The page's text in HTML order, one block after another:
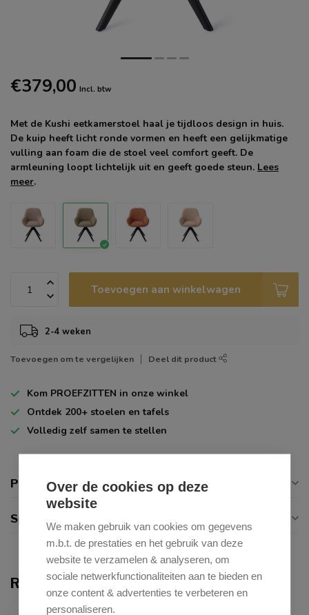
Over de cookies op deze
website
We maken gebruik van cookies om gegevens
m.b.t. de prestaties en het gebruik van deze
website te verzamelen & analyseren, om
sociale netwerkfunctionaliteiten aan te bieden en
onze content & advertenties te verbeteren en
personaliseren.
€379,00 Incl. btw
Met de Kushi eetkamerstoel haal je tijdloos design in huis.
De kuip heeft licht ronde vormen en heeft een gelijkmatige
vulling aan foam die de stoel veel comfort geeft. De
armleuning loopt lichtelijk uit en geeft goede steun. Lees
meer.
Toevoegen aan winkelwagen
2-4 weken
Toevoegen om te vergelijken Deel dit product
Kom PROEFZITTEN in onze winkel
Ontdek 200+ stoelen en tafels
Volledig zelf samen te stellen
Productomschrijving
Specificaties
Recent bekeken